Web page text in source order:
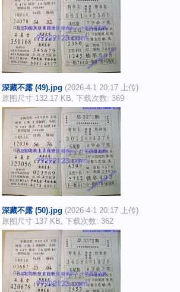
深藏不露 (49).jpg (2026-4-1 20:17 上传)
原图尺寸 132.17 KB, 下载次数: 369
深藏不露 (50).jpg (2026-4-1 20:17 上传)
原图尺寸 137 KB, 下载次数: 362